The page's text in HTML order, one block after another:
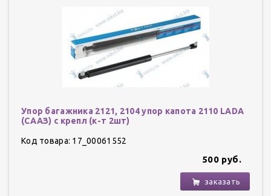
Упор багажника 2121, 2104 упор капота 2110 LADA
(СААЗ) с крепл (к-т 2шт)
Код товара: 17_00061552
500 руб.
заказать